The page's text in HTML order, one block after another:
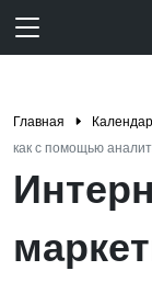
Главная
как с помощью